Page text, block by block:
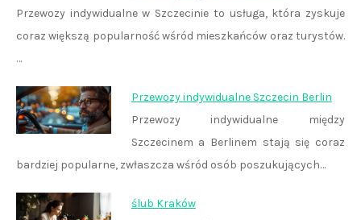
Przewozy indywidualne w Szczecinie to usługa, która zyskuje
coraz większą popularność wśród mieszkańców oraz turystów.
…
Przewozy indywidualne Szczecin Berlin
Przewozy indywidualne między
Szczecinem a Berlinem stają się coraz
bardziej popularne, zwłaszcza wśród osób poszukujących…
ślub Kraków